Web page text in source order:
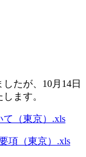
たが、 10月 14日
ます。
（東京）.xls
項（東京）.xls